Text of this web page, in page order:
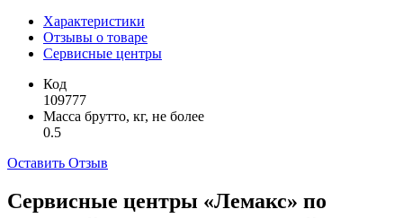
Характеристики
Отзывы о товаре
Сервисные центры
Код
109777
Масса брутто, кг, не более
0.5
Оставить Отзыв
Сервисные центры «Лемакс» по